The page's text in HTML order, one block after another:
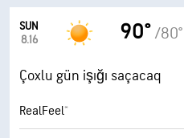
SUN
8.16
90° /80°
Çoxlu gün işığı saçacaq
RealFeel®